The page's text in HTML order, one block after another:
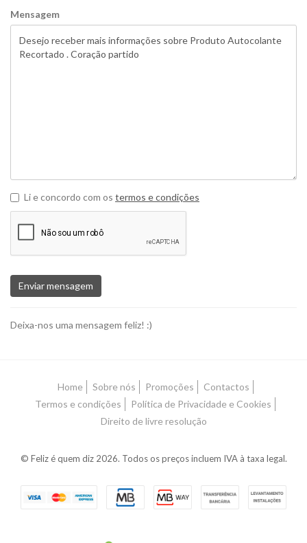
Mensagem
Li e concordo com os termos e condições
Enviar mensagem
Deixa-nos uma mensagem feliz! :)
Home Sobre nós Promoções
Contactos
Termos e condições
Política de Privacidade e Cookies
Direito de livre resolução
© Feliz é quem diz 2026. Todos os preços incluem IVA à taxa legal.